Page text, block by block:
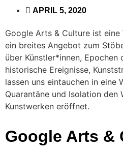
APRIL 5, 2020
Google Arts & Culture ist eine
ein breites Angebot zum
über Künstler*innen, Epochen
historische Ereignisse,
lassen uns eintauchen in eine
Quarantäne und Isolation den
Kunstwerken eröffnet.
Google Arts &